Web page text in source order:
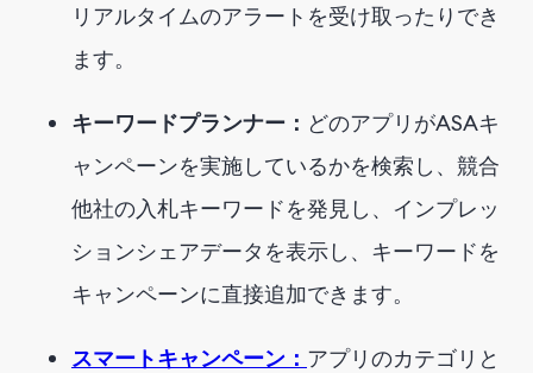
リアルタイムのアラートを受け取ったりでき
ます。
キーワードプランナー： どのアプリがASAキ
ャンペーンを実施しているかを検索し、競合
他社の入札キーワードを発見し、インプレッ
ションシェアデータを表示し、キーワードを
キャンペーンに直接追加できます。
スマートキャンペーン： アプリのカテゴリと